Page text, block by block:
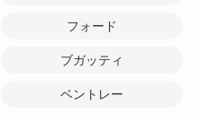
フォード
ブガッティ
ベントレー